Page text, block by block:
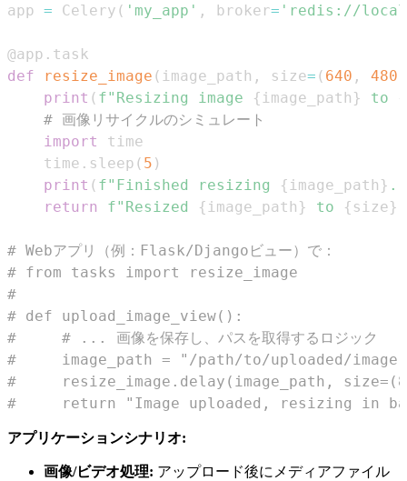
app = Celery ( 'my_app' , broker= 'redis://
@app . task
def
resize_image ( image_path , size= ( 640 , 480
print ( f"Resizing image { image_path } to
# 画像リサイクルのシミュレート
import
    time
. sleep ( 5 )
print ( f"Finished resizing { image_path } ."
return
f"Resized { image_path } to { size}
# Webアプリ（例：Flask/Djangoビュー）で：
# from tasks import resize_image
#
# def upload_image_view():
#     # ... 画像を保存し、パスを取得するロジック
#     image_path = "/path/to/uploaded/
#     resize_image.delay(image_path,
#     return "Image uploaded, resizing in
アプリケーションシナリオ:
画像/ビデオ処理: アップロード後にメディアファイル